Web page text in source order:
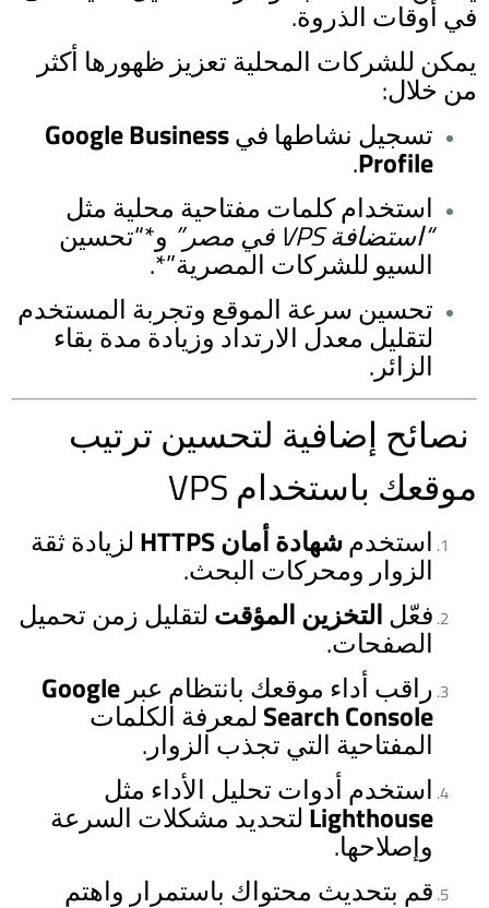
في أوقات الذروة.
يمكن للشركات المحلية تعزيز ظهورها أكثر
من خلال:
تسجيل نشاطها فيGoogle Business
Profile
.
استخدام كلمات مفتاحية محلية مثل
“استضافة VPS في مصر” و*“تحسين
السيو للشركات المصرية”*.
تحسين سرعة الموقع وتجربة المستخدم
لتقليل معدل الارتداد وزيادة مدة بقاء
الزائر.
نصائح إضافية لتحسين ترتيب
موقعك باستخدام VPS
استخدمشهادة أمان HTTPS لزيادة ثقة
الزوار ومحركات البحث.
فعّلالتخزين المؤقت لتقليل زمن تحميل
الصفحات.
راقب أداء موقعك بانتظام عبرGoogle
Search Console لمعرفة الكلمات
المفتاحية التي تجذب الزوار.
استخدم أدوات تحليل الأداء مثل
Lighthouseلتحديد مشكلات السرعة
وإصلاحها.
قم بتحديث محتواك باستمرار واهتم